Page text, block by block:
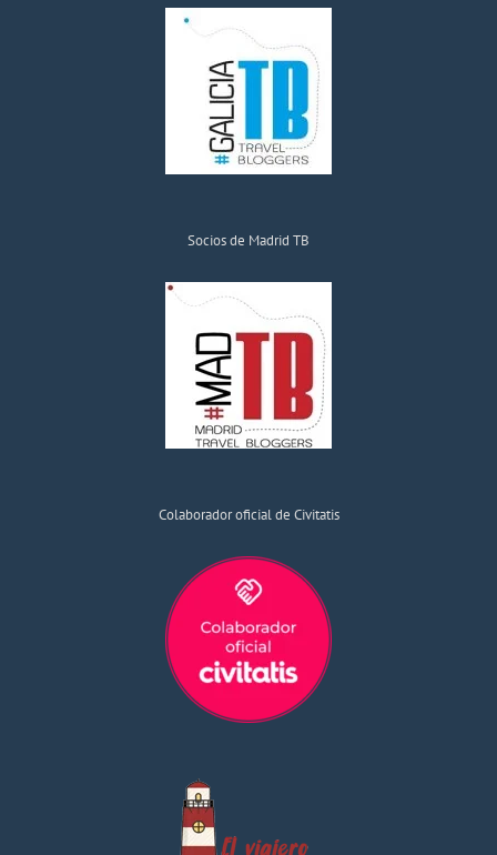
Socios de Madrid TB
Colaborador oficial de Civitatis